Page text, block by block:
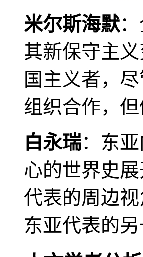
米尔斯海默
其新保守主
国主义者，
组织合作，
白永瑞：东
心的世界史
代表的周边
东亚代表的